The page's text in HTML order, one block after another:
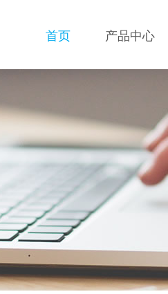
首页 产品中心